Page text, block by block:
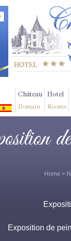
Château
Domain
Hotel
Rooms
Home >
Exposition de